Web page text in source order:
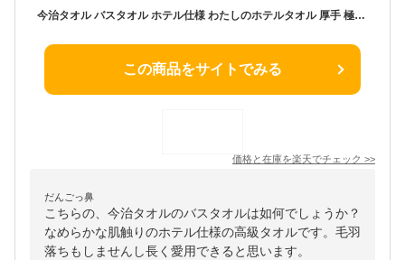
今治タオル バスタオル ホテル仕様 わたしのホテルタオル 厚手 極上 高級 無地 ボリューム 3枚セット 5枚セット 日本製 タオル 綿100% ギフト ハートウエル 内祝い 出産祝い 結婚祝い 敬老の日 ホワイト ピンク ブルー グレー
この商品をサイトでみる
価格と在庫を楽天でチェック >>
だんごっ鼻
こちらの、今治タオルのバスタオルは如何でしょうか？
なめらかな肌触りのホテル仕様の高級タオルです。毛羽
落ちもしませんし長く愛用できると思います。